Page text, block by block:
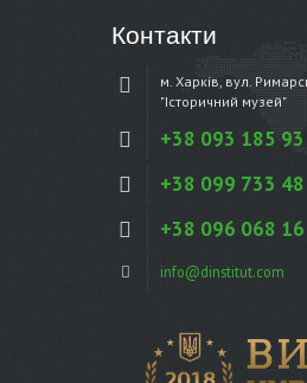
Контакти
м. Харків, вул.
"Історичний музей"
+38 093 185
+38 099 733
+38 096 068
info@dinstitut.com